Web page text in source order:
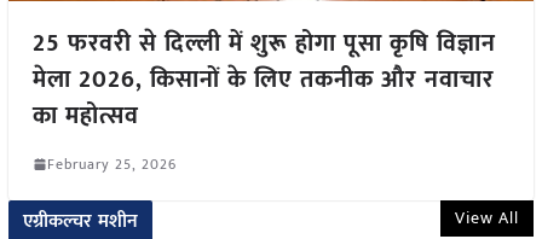
25 फरवरी से दिल्ली में शुरू होगा पूसा कृषि विज्ञान
मेला 2026, किसानों के लिए तकनीक और नवाचार
का महोत्सव
February 25, 2026
एग्रीकल्चर मशीन View All